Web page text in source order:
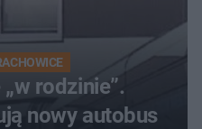
rodzinie”.
nowy autobus